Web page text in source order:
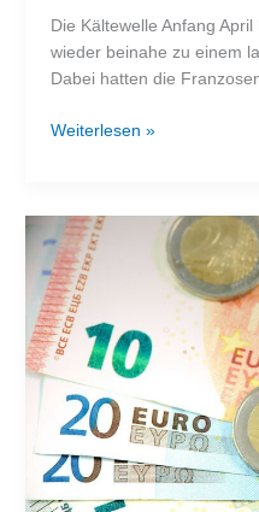
Die Kältewelle Anfang
wieder beinahe zu einem
Dabei hatten die
Frankreich
vor
Blackout
Weiterlesen »